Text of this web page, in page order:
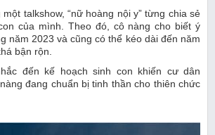
talkshow, “nữ hoàng nội y” từng chia sẻ
của mình. Theo đó, cô nàng cho biết ý
năm 2023 và cũng có thể kéo dài đến năm
bận rộn.
đến kế hoạch sinh con khiến cư dân
đang chuẩn bị tinh thần cho thiên chức